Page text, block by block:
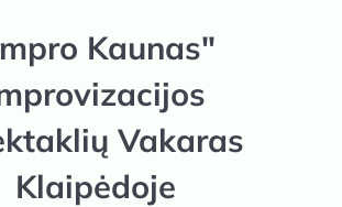
Kaunas"
Vakaras
Klaipėdoje